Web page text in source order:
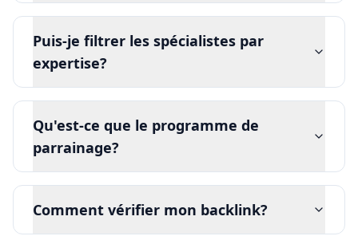
Puis-je filtrer les spécialistes par
expertise?
Qu'est-ce que le programme de
parrainage?
Comment vérifier mon backlink?